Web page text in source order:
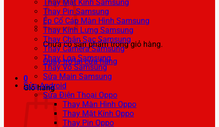
Chưa có sản phẩm trong giỏ hàng.
Quay trở lại cửa hàng
0
Giỏ hàng
Thay Mặt Kính Samsung
Thay Pin Samsung
Ép Cổ Cáp Màn Hình Samsung
Thay Kính Lưng Samsung
Thay Chân Sạc Samsung
Thay Camera Samsung
Thay Loa Samsung
Thay Vỏ Samsung
Sửa Main Samsung
Sửa Android
Sửa Điện Thoại Oppo
Thay Màn Hình Oppo
Thay Mặt Kính Oppo
Thay Pin Oppo